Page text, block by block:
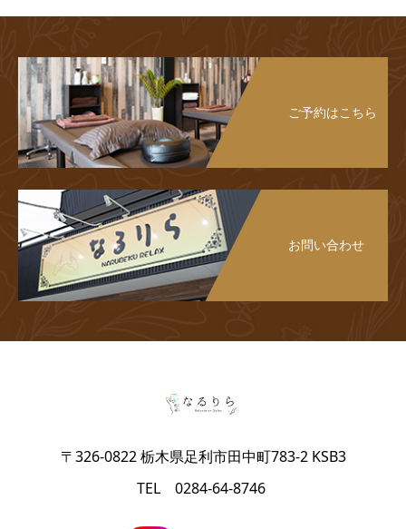
ご予約はこちら
お問い合わせ
〒326-0822 栃木県足利市田中町783-2 KSB3
TEL 0284-64-8746